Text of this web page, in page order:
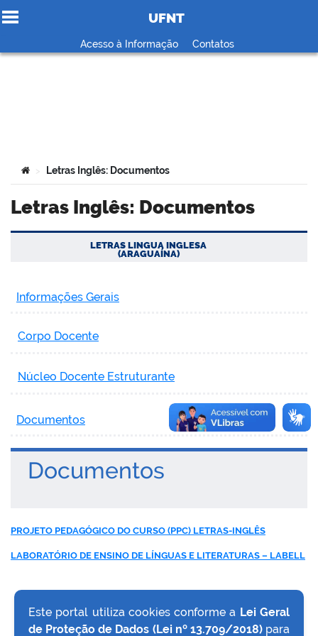
Ir para o conteúdo
UFNT
Acesso à Informação Contatos
Você está aqui:
> Letras Inglês: Documentos
Letras Inglês: Documentos
LETRAS LINGUA INGLESA
(ARAGUAÍNA)
Informações Gerais
Corpo Docente
Núcleo Docente Estruturante
Documentos
Documentos
PROJETO PEDAGÓGICO DO CURSO (PPC) LETRAS-INGLÊS
LABORATÓRIO DE ENSINO DE LÍNGUAS E LITERATURAS – LABELL
Este portal utiliza cookies conforme a Lei Geral
de Proteção de Dados (Lei nº 13.709/2018)para